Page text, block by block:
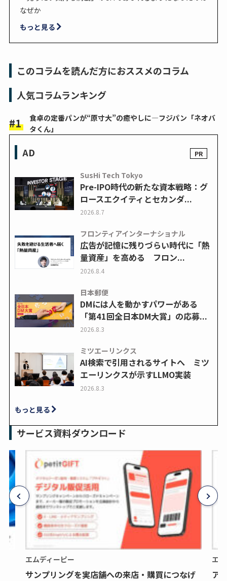
なぜか
もっと見る
このコラムを読んだ方におススメのコラム
人気コラムランキング
食卓の定番パンが“原寸大”の癒やしに―フジパン「ネオバ
タくん」
AD
SusHi Tech Tokyo
Pre-IPO時代の新たな資本戦略：グ
ロースエクイティとセカンダ...
2026.8.7
フロンティアインターナショナル
広告が記憶に残りづらい時代に「熱
量資産」を高める フロン...
2026.8.4
日本郵便
DMには人を動かすパワーがある
「第41回全日本DM大賞」の応募...
2026.8.3
ミツエーリンクス
AI検索で引用されるサイトへ ミツ
エーリンクスが示すLLMO実装
2026.8.3
もっと見る
サービス資料ダウンロード
エムディーピー
サンプリングを実店舗への来店・購買につなげ
エ
ア